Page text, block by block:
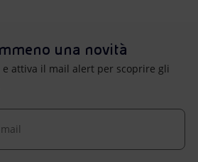
una novità
attiva il mail alert per scoprire gli